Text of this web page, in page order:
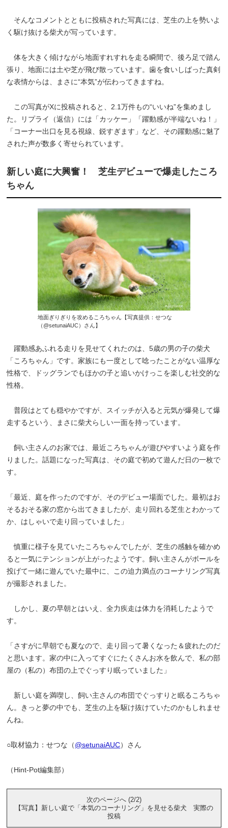
そんなコメントとともに投稿された写真には、芝生の上を勢いよ
く駆け抜ける柴犬が写っています。
体を大きく傾けながら地面すれすれを走る瞬間で、後ろ足で踏ん
張り、地面には土や芝が飛び散っています。歯を食いしばった真剣
な表情からは、まさに“本気”が伝わってきますね。
この写真がXに投稿されると、2.1万件もの“いいね”を集めまし
た。リプライ（返信）には「カッケー」「躍動感が半端ないね！」
「コーナー出口を見る視線、鋭すぎます」など、その躍動感に魅了
された声が数多く寄せられています。
新しい庭に大興奮！ 芝生デビューで爆走したころ
ちゃん
地面ぎりぎりを攻めるころちゃん【写真提供：せつな
（@setunaiAUC）さん】
躍動感あふれる走りを見せてくれたのは、5歳の男の子の柴犬
「ころちゃん」です。家族にも一度として唸ったことがない温厚な
性格で、ドッグランでもほかの子と追いかけっこを楽しむ社交的な
性格。
普段はとても穏やかですが、スイッチが入ると元気が爆発して爆
走するという、まさに柴犬らしい一面を持っています。
飼い主さんのお家では、最近ころちゃんが遊びやすいよう庭を作
りました。話題になった写真は、その庭で初めて遊んだ日の一枚で
す。
「最近、庭を作ったのですが、そのデビュー場面でした。最初はお
そるおそる家の窓から出てきましたが、走り回れる芝生とわかって
か、はしゃいで走り回っていました」
慎重に様子を見ていたころちゃんでしたが、芝生の感触を確かめ
ると一気にテンションが上がったようです。飼い主さんがボールを
投げて一緒に遊んでいた最中に、この迫力満点のコーナリング写真
が撮影されました。
しかし、夏の早朝とはいえ、全力疾走は体力を消耗したようで
す。
「さすがに早朝でも夏なので、走り回って暑くなった＆疲れたのだ
と思います。家の中に入ってすぐにたくさんお水を飲んで、私の部
屋の（私の）布団の上でぐっすり眠っていました」
新しい庭を満喫し、飼い主さんの布団でぐっすりと眠るころちゃ
ん。きっと夢の中でも、芝生の上を駆け抜けていたのかもしれませ
んね。
○取材協力：せつな（@setunaiAUC）さん
（Hint-Pot編集部）
次のページへ (2/2)
【写真】新しい庭で「本気のコーナリング」を見せる柴犬 実際の
投稿